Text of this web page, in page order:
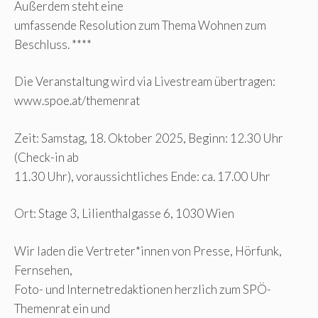
Außerdem steht eine
umfassende Resolution zum Thema Wohnen zum
Beschluss. ****
Die Veranstaltung wird via Livestream übertragen:
www.spoe.at/themenrat
Zeit: Samstag, 18. Oktober 2025, Beginn: 12.30 Uhr
(Check-in ab
11.30 Uhr), voraussichtliches Ende: ca. 17.00 Uhr
Ort: Stage 3, Lilienthalgasse 6, 1030 Wien
Wir laden die Vertreter*innen von Presse, Hörfunk,
Fernsehen,
Foto- und Internetredaktionen herzlich zum SPÖ-
Themenrat ein und